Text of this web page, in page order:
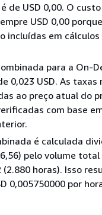
de USD 0,00. O
USD 0,00
incluídas em
para a On-
0,023 USD. As taxas
ao preço atual do
com base
é calculada
pelo volume
(2.880 horas). Isso
0,005750000 por